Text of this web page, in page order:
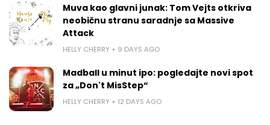
Muva kao glavni junak: Tom Vejts otkriva
neobičnu stranu saradnje sa Massive
Attack
HELLY CHERRY 9 DAYS AGO
Madball u minut ipo: pogledajte novi spot
za „Don't MisStep“
HELLY CHERRY 12 DAYS AGO